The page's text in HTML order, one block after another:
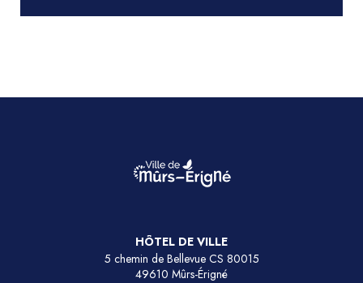
HÔTEL DE VILLE
5 chemin de Bellevue CS 80015
49610 Mûrs-Érigné